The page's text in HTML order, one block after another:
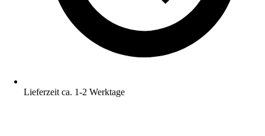
Lieferzeit ca. 1-2 Werktage